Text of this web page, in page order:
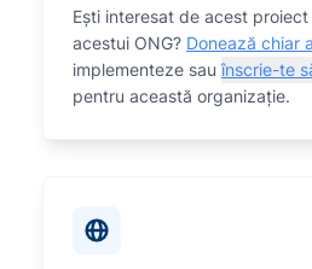
Eşti interesat de acest
acestui ONG? Donează chiar
implementeze sauînscrie-te
pentru această organizaţie.